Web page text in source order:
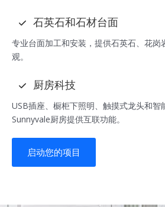
石英石和石材台面
专业台面加工和安装，提供石英石、花岗
观。
厨房科技
USB插座、橱柜下照明、触摸式龙头和智
Sunnyvale厨房提供互联功能。
启动您的项目